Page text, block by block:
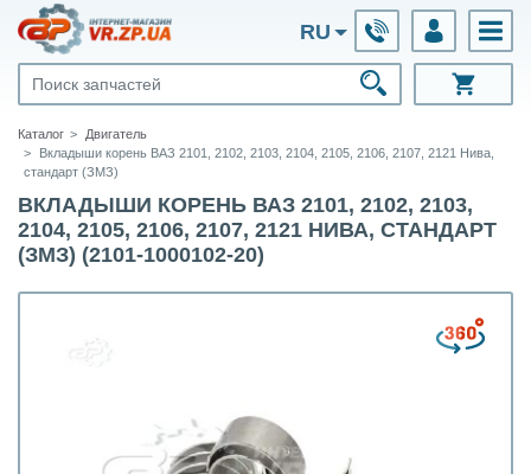
RU
Каталог
Двигатель
Вкладыши корень ВАЗ 2101, 2102, 2103, 2104, 2105, 2106, 2107, 2121 Нива,
стандарт (ЗМЗ)
ВКЛАДЫШИ КОРЕНЬ ВАЗ 2101, 2102, 2103,
2104, 2105, 2106, 2107, 2121 НИВА, СТАНДАРТ
(ЗМЗ) (2101-1000102-20)